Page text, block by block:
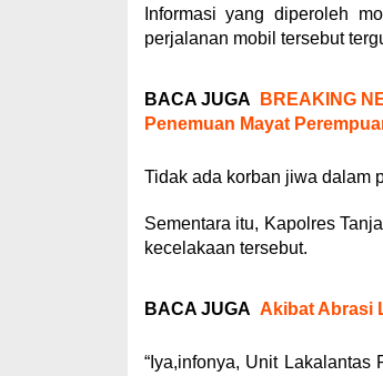
Informasi yang diperoleh
perjalanan mobil tersebut
BACA JUGA
BREAKING
Penemuan Mayat
Tidak ada korban jiwa dalam
Sementara itu, Kapolres
kecelakaan tersebut.
BACA JUGA Akibat Abrasi
“Iya,infonya, Unit